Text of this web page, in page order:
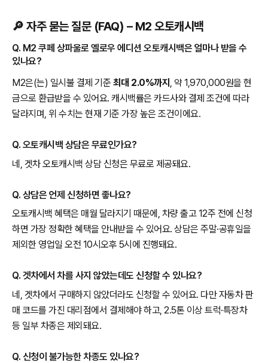
🔎 자주 묻는 질문 (FAQ) – M2 오토캐시백
Q. M2 쿠페 상파울로 옐로우 에디션 오토캐시백은 얼마나 받을 수
있나요?
M2은(는) 일시불 결제 기준 최대 2.0%까지 , 약 1,970,000원을 현
금으로 환급받을 수 있어요. 캐시백률은 카드사와 결제 조건에 따라
달라지며, 위 수치는 현재 기준 가장 높은 조건이에요.
Q. 오토캐시백 상담은 무료인가요?
네, 겟차 오토캐시백 상담 신청은 무료로 제공돼요.
Q. 상담은 언제 신청하면 좋나요?
오토캐시백 혜택은 매월 달라지기 때문에, 차량 출고 12주 전에 신청
하면 가장 정확한 혜택을 안내받을 수 있어요. 상담은 주말·공휴일을
제외한 영업일 오전 10시오후 5시에 진행돼요.
Q. 겟차에서 차를 사지 않았는데도 신청할 수 있나요?
네, 겟차에서 구매하지 않았더라도 신청할 수 있어요. 다만 자동차 판
매 코드를 가진 대리점에서 결제해야 하고, 2.5톤 이상 트럭·특장차
등 일부 차종은 제외돼요.
Q. 신청이 불가능한 차종도 있나요?